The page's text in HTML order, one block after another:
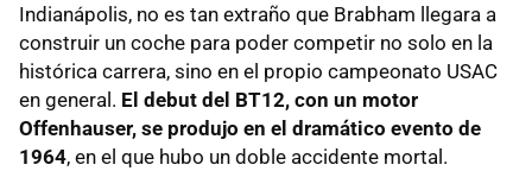
Indianápolis, no es tan extraño que Brabham llegara a
construir un coche para poder competir no solo en la
histórica carrera, sino en el propio campeonato USAC
en general. El debut del BT12, con un motor
Offenhauser, se produjo en el dramático evento de
1964, en el que hubo un doble accidente mortal.